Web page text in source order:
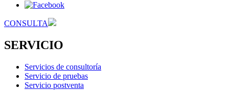
CONSULTA
SERVICIO
Servicios de consultoría
Servicio de pruebas
Servicio postventa